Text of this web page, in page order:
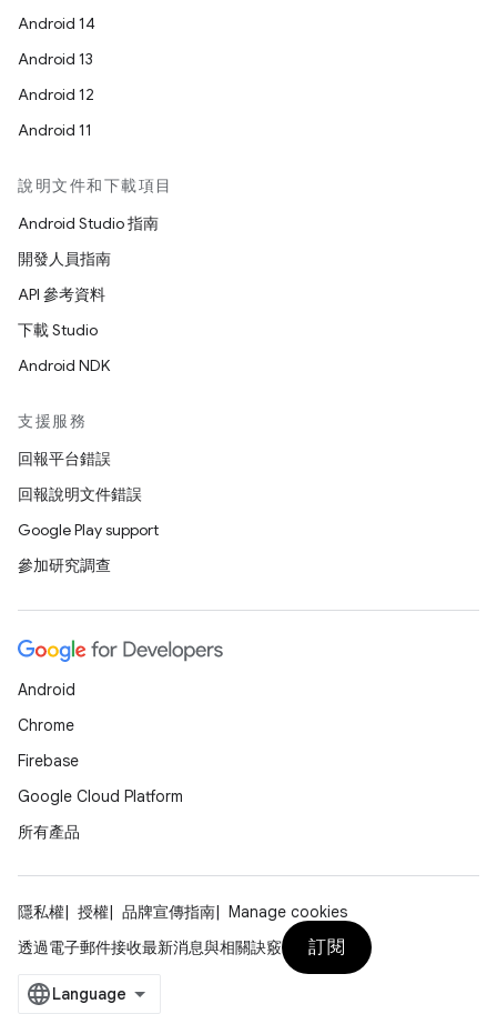
Android 14
Android 13
Android 12
Android 11
說明文件和下載項目
Android Studio 指南
開發人員指南
API 參考資料
下載 Studio
Android NDK
支援服務
回報平台錯誤
回報說明文件錯誤
Google Play support
參加研究調查
Android
Chrome
Firebase
Google Cloud Platform
所有產品
隱私權 授權 品牌宣傳指南
Manage cookies
透過電子郵件接收最新消息與相關訣竅
訂閱